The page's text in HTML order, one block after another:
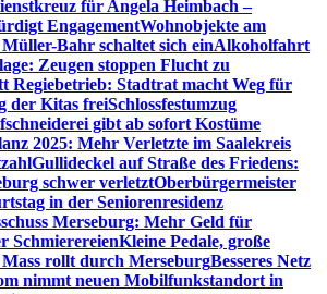
für Angela Heimbach –
EngagementWohnobjekte am
Bahr schaltet sich einAlkoholfahrt
Zeugen stoppen Flucht zu
Regiebetrieb: Stadtrat macht Weg für
der Kitas freiSchlossfestumzug
gibt ab sofort Kostüme
2025: Mehr Verletzte im Saalekreis
Gullideckel auf Straße des Friedens:
schwer verletztOberbürgermeister
in der Seniorenresidenz
Merseburg: Mehr Geld für
SchmierereienKleine Pedale, große
rollt durch MerseburgBesseres Netz
nimmt neuen Mobilfunkstandort in